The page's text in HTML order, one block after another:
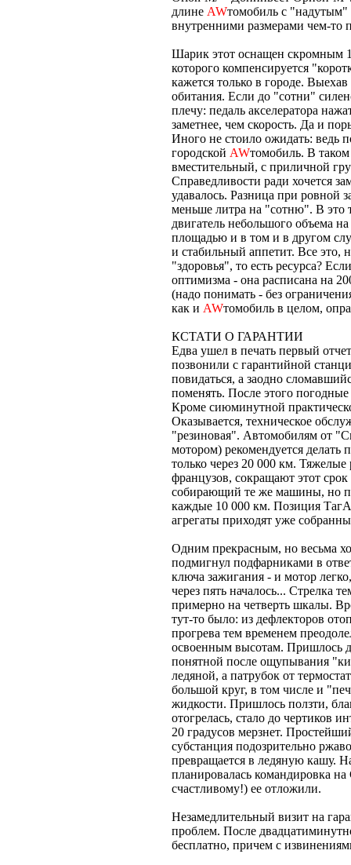
длине AWтомобиль с
внутренними размерами чем-то
Шарик этот оснащен скромным
которого компенсируется
кажется только в городе.
обитания. Если до "сотни"
плечу: педаль акселератора
заметнее, чем скорость. Да и
Иного не стоило ожидать: ведь
городской AWтомобиль. В
вместительный, с приличной
Справедливости ради хочется
удавалось. Разница при ровной
меньше литра на "сотню". В это
двигатель небольшого объема
площадью и в том и в другом
и стабильный аппетит. Все это,
"здоровья", то есть ресурса?
оптимизма - она расписана на
(надо понимать - без
как и AWтомобиль в целом,
КСТАТИ О ГАРАНТИИ
Едва ушел в печать первый
позвонили с гарантийной
повидаться, а заодно
поменять. После этого
Кроме сиюминутной
Оказывается, техническое
"резиновая". Автомобилям от
мотором) рекомендуется
только через 20 000 км.
французов, сокращают этот
собирающий те же машины, но
каждые 10 000 км. Позиция
агрегаты приходят уже
Одним прекрасным, но весьма
подмигнул подфарниками в
ключа зажигания - и мотор
через пять началось... Стрелка
примерно на четверть шкалы.
тут-то было: из дефлекторов
прогрева тем временем
освоенным высотам. Пришлось
понятной после ощупывания
ледяной, а патрубок от
большой круг, в том числе и
жидкости. Пришлось ползти,
отогрелась, стало до чертиков
20 градусов мерзнет.
субстанция подозрительно
превращается в ледяную кашу.
планировалась командировка
счастливому!) ее отложили.
Незамедлительный визит на
проблем. После
бесплатно, причем с